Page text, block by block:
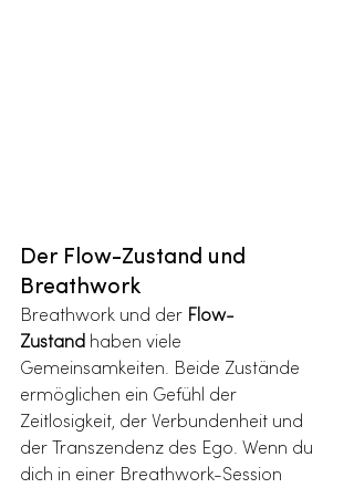
Der Flow-Zustand und
Breathwork
Breathwork und der Flow-
Zustand haben viele
Gemeinsamkeiten. Beide Zustände
ermöglichen ein Gefühl der
Zeitlosigkeit, der Verbundenheit und
der Transzendenz des Ego. Wenn du
dich in einer Breathwork-Session